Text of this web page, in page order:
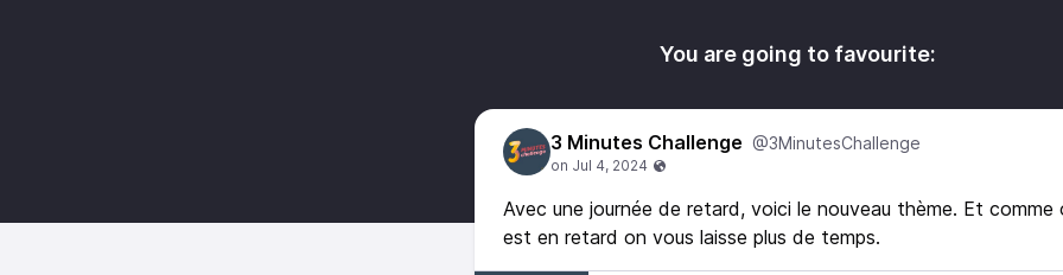
You are going to favourite:
3 Minutes Challenge @3MinutesChallenge
Avec une journée de retard, voici le nouveau thème. Et comme
est en retard on vous laisse plus de temps.